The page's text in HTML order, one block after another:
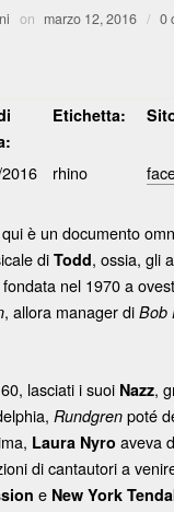
on marzo 12, 2016 / 0
Etichetta:
rhino
è un documento
di Todd, ossia, gli
fondata nel 1970 a
, allora manager di Bob
lasciati i suoi Nazz,
Rundgren poté
Laura Nyro aveva
di cantautori a
e New York